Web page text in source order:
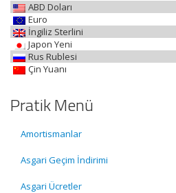
ABD Doları
Euro
İngiliz Sterlini
Japon Yeni
Rus Rublesi
Çin Yuanı
Pratik Menü
Amortismanlar
Asgari Geçim İndirimi
Asgari Ücretler